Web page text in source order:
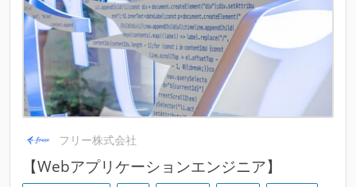
フリー株式会社
【Webアプリケーションエンジニア】